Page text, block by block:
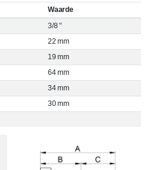
Waarde
3/8 "
22 mm
19 mm
64 mm
34 mm
30 mm